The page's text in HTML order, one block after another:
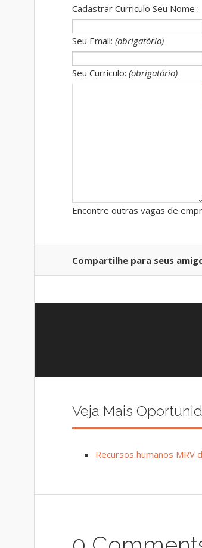
Cadastrar Curriculo Seu Nome :
Seu Email: (obrigatório)
Seu Curriculo: (obrigatório)
Encontre outras vagas de
Compartilhe para seus
Veja Mais
Recursos humanos MRV